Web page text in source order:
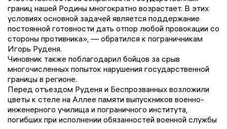
границ нашей Родины многократно возрастает. В этих
условиях основной задачей является поддержание
постоянной готовности дать отпор любой провокации со
стороны противника», — обратился к пограничникам
Игорь Руденя.
Чиновник также поблагодарил бойцов за срыв
многочисленных попыток нарушения государственной
границы в регионе.
Перед отъездом Руденя и Беспрозванных возложили
цветы к стеле на Аллее памяти выпускников военно-
инженерного училища и пограничного института,
погибших при исполнении обязанностей военной службы